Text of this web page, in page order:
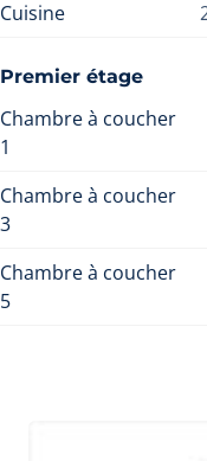
Cuisine
Premier étage
Chambre à coucher
1
Chambre à coucher
3
Chambre à coucher
5